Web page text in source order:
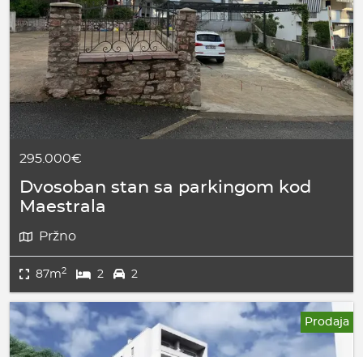
295.000€
Dvosoban stan sa parkingom kod
Maestrala
Pržno
87m2 2 2
Prodaja